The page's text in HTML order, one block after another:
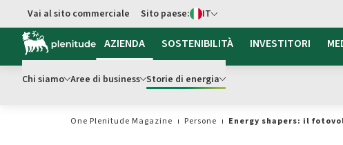
Vai al contenuto principale
Vai al sito commerciale Switch di Lingua
Sito paese: IT
AZIENDA
Chi siamo Aree di business Storie di energia
SOSTENIBILITÀ INVESTITORI
One Plenitude Magazine Persone Energy shapers: il